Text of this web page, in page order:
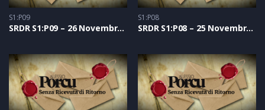
S1:P09
SRDR S1:P09 – 26 Novembre 2020
S1:P08
SRDR S1:P08 – 25 Novembre 2020